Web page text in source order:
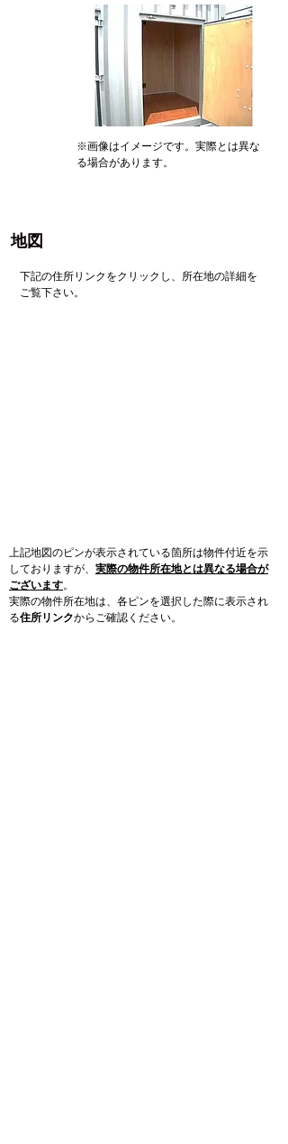
※画像はイメージです。実際とは異な
る場合があります。
地図
下記の住所リンクをクリックし、所在地の詳細を
ご覧下さい。
上記地図のピンが表示されている箇所は物件付近を示
しておりますが、 実際の物件所在地とは異なる場合が
ございます。
実際の物件所在地は、各ピンを選択した際に表示され
る住所リンクからご確認ください。